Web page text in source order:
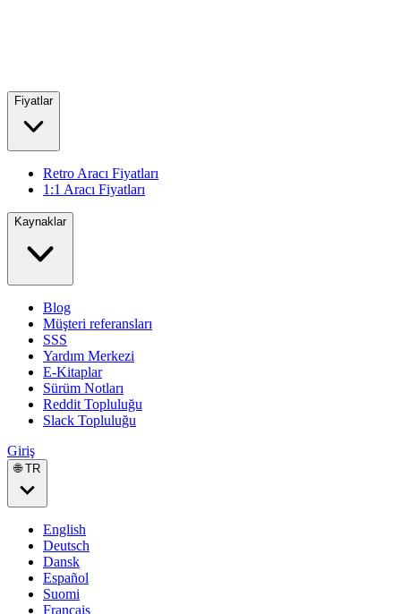
Fiyatlar
Retro Aracı Fiyatları
1:1 Aracı Fiyatları
Kaynaklar
Blog
Müşteri referansları
SSS
Yardım Merkezi
E-Kitaplar
Sürüm Notları
Reddit Topluluğu
Slack Topluluğu
Giriş
🌐 TR
English
Deutsch
Dansk
Español
Suomi
Français